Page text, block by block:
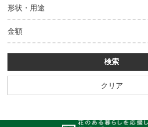
形状・用途
金額
クリア